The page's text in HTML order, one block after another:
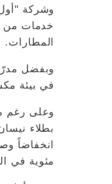
وشركة
المطارات.
وبفضل
في بيئة
وعلى رغم
بطلاء
مئوية في